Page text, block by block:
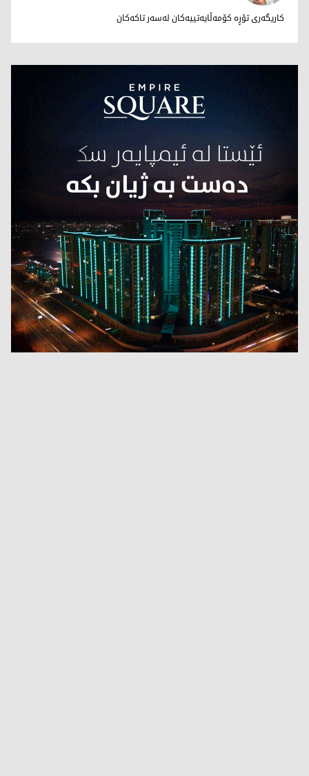
د. رۆژین مەهدی
کاریگەری تۆڕە کۆمەڵایەتییەکان لەسەر تاکەکان